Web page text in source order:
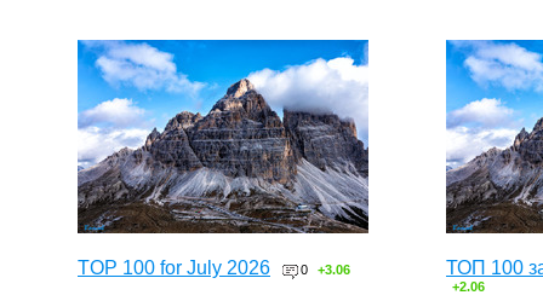
TOP 100 for July 2026 0 +3.06 ТОП 100
+2.06